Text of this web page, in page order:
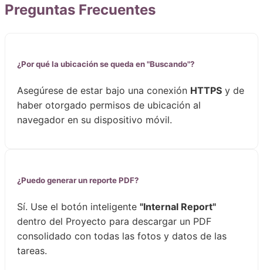
Preguntas Frecuentes
¿Por qué la ubicación se queda en "Buscando"?
Asegúrese de estar bajo una conexión HTTPS y de
haber otorgado permisos de ubicación al
navegador en su dispositivo móvil.
¿Puedo generar un reporte PDF?
Sí. Use el botón inteligente "Internal Report"
dentro del Proyecto para descargar un PDF
consolidado con todas las fotos y datos de las
tareas.